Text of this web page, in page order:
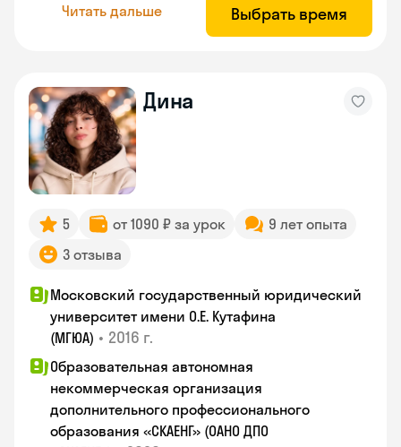
Читать дальше Выбрать время
Дина
5 от 1090 ₽ за урок
9 лет опыта
3 отзыва
Московский государственный юридический
университет имени О.Е. Кутафина
(МГЮА) • 2016 г.
Образовательная автономная
некоммерческая организация
дополнительного профессионального
образования «СКАЕНГ» (ОАНО ДПО